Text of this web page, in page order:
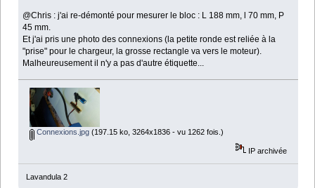
@Chris : j'ai re-démonté pour mesurer le bloc : L 188 mm, l 70 mm, P
45 mm.
Et j'ai pris une photo des connexions (la petite ronde est reliée à la
"prise" pour le chargeur, la grosse rectangle va vers le moteur).
Malheureusement il n'y a pas d'autre étiquette...
Connexions.jpg(197.15 ko, 3264x1836 - vu 1262 fois.)
IP archivée
Lavandula 2